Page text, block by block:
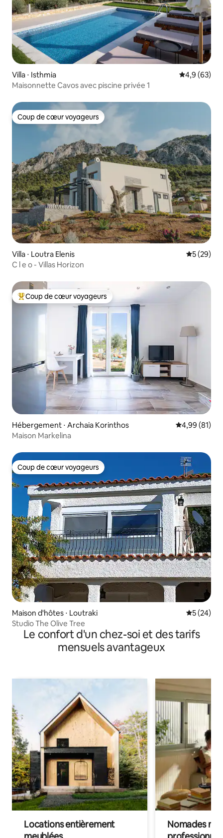
Villa ⋅ Isthmia Évaluation
4,9 (63)
Maisonnette Cavos avec piscine privée 1
Coup de cœur voyageurs
Coup de cœur voyageurs
Villa ⋅ Loutra Elenis
5 (29)
C l e o - Villas Horizon
Coups de cœur voyageurs les plus appréciés
Coup de cœur voyageurs
Hébergement ⋅ Archaia Korinthos Évaluation
4,99 (81)
Maison Markelina
Coup de cœur voyageurs
Coup de cœur voyageurs
Maison d'hôtes ⋅ Loutraki
5 (24)
Studio The Olive Tree
Le confort d'un chez-soi et des tarifs
mensuels avantageux
Locations entièrement
Nomades